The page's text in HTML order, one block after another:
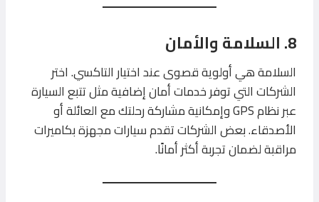
8. السلامة والأمان
السلامة هي أولوية قصوى عند اختيار التاكسي. اختر
الشركات التي توفر خدمات أمان إضافية مثل تتبع السيارة
عبر نظام GPS وإمكانية مشاركة رحلتك مع العائلة أو
الأصدقاء. بعض الشركات تقدم سيارات مجهزة بكاميرات
مراقبة لضمان تجربة أكثر أمانًا.